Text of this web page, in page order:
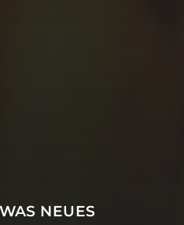
NEUES